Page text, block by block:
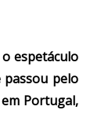
espetáculo
passou pelo
Portugal,